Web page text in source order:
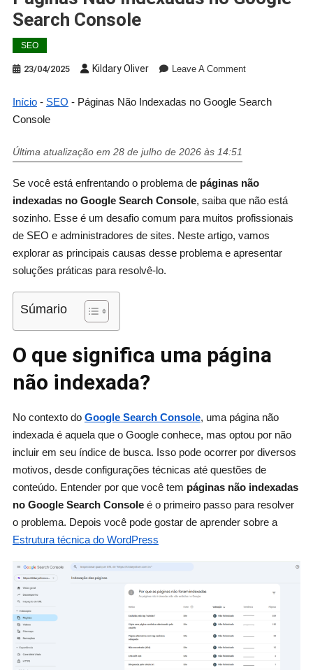
Search Console
SEO
23/04/2025 Kildary Oliver Leave A Comment
Início- SEO - Páginas Não Indexadas no Google Search
Console
Última atualização em 28 de julho de 2026 às 14:51
Se você está enfrentando o problema de páginas não
indexadas no Google Search Console, saiba que não está
sozinho. Esse é um desafio comum para muitos profissionais
de SEO e administradores de sites. Neste artigo, vamos
explorar as principais causas desse problema e apresentar
soluções práticas para resolvê-lo.
Súmario
O que significa uma página
não indexada?
No contexto do Google Search Console, uma página não
indexada é aquela que o Google conhece, mas optou por não
incluir em seu índice de busca. Isso pode ocorrer por diversos
motivos, desde configurações técnicas até questões de
conteúdo. Entender por que você tem páginas não indexadas
no Google Search Consoleé o primeiro passo para resolver
o problema. Depois você pode gostar de aprender sobre a
Estrutura técnica do WordPress